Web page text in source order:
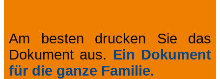
Am besten drucken Sie das
Dokument aus. Ein Dokument
für die ganze Familie.